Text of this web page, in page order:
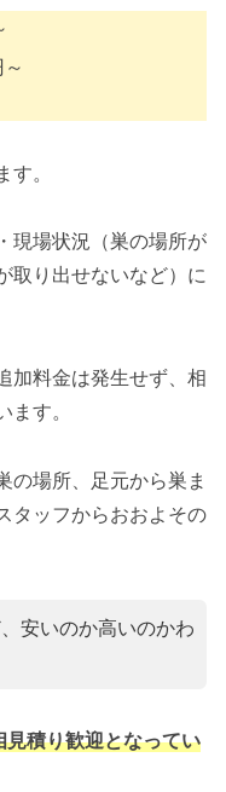
。
現場状況（巣の場所が
取り出せないなど）に
加料金は発生せず、相
す。
の場所、足元から巣ま
タッフからおおよその
安いのか高いのかわ
積り歓迎となってい